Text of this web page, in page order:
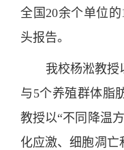
全国20余个单位
头报告。
我校杨淞教授
与5个养殖群体脂
教授以“不同降温
化应激、细胞凋亡